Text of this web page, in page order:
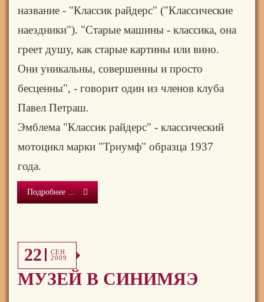
название - "Классик райдерс" ("Классические
наездники"). "Старые машины - классика, она
греет душу, как старые картины или вино.
Они уникальны, совершенны и просто
бесценны", - говорит один из членов клуба
Павел Петраш.
Эмблема "Классик райдерс" - классический
мотоцикл марки "Триумф" образца 1937
года.
Подробнее ...
22
СЕН
2009
МУЗЕЙ В СИНИМЯЭ